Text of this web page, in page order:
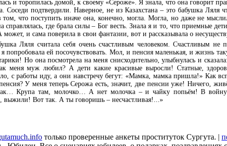
и торопилась домой, к своему «Сероже». Я знала, что она говорит
Соседи подтвердили. Наверное, не из Казахстана – это бабушка Ляля
том, что поступить иначе она, конечно, могла. Могла, но даже не
справлялась, где брала силы – Бог весть. Знала я и то, что приемные
может, и сама поверила в свои фантазии, вот и рассказывала о
Ляля считала себя очень счастливым человеком. Счастливым не
попробовала ей посочувствовать. Мол, и пенсия маленькая, и жизнь
Но она посмотрела на меня снисходительно, улыбнулась и
меня муж любил? А дети какие красивые выросли! Статные,
с работы иду, а они навстречу бегут: «Мамка, мамка пришла!» Как
У меня теперь Серожа есть, значит, две пенсии уже! Ничего,
Крупа там, молочко… А нет молочка – и чайку попьём! В
выжили! Вот так. А ты говоришь – несчастливая!...»
только проверенные анкеты проституток Сургута. |